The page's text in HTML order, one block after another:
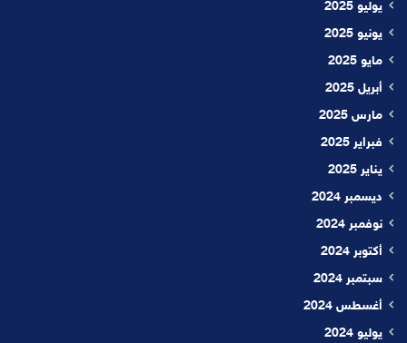
يوليو 2025
يونيو 2025
مايو 2025
أبريل 2025
مارس 2025
فبراير 2025
يناير 2025
ديسمبر 2024
نوفمبر 2024
أكتوبر 2024
سبتمبر 2024
أغسطس 2024
يوليو 2024